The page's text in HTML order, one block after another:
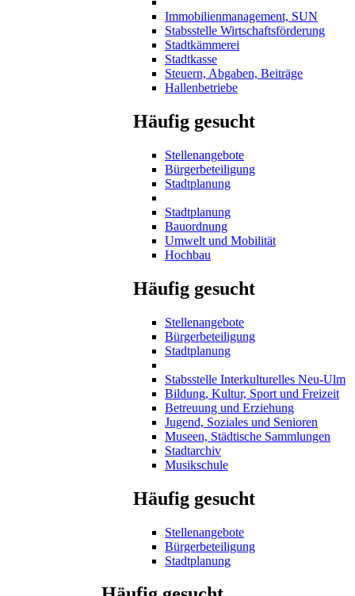
Immobilienmanagement, SUN
Stabsstelle Wirtschaftsförderung
Stadtkämmerei
Stadtkasse
Steuern, Abgaben, Beiträge
Hallenbetriebe
Häufig gesucht
Stellenangebote
Bürgerbeteiligung
Stadtplanung
Stadtplanung
Bauordnung
Umwelt und Mobilität
Hochbau
Häufig gesucht
Stellenangebote
Bürgerbeteiligung
Stadtplanung
Stabsstelle Interkulturelles Neu-Ulm
Bildung, Kultur, Sport und Freizeit
Betreuung und Erziehung
Jugend, Soziales und Senioren
Museen, Städtische Sammlungen
Stadtarchiv
Musikschule
Häufig gesucht
Stellenangebote
Bürgerbeteiligung
Stadtplanung